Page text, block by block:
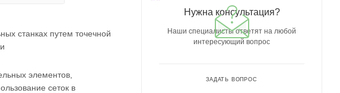
станках путем точечной
элементов,
сеток в
Нужна консультация?
Наши специалисты ответят на любой
интересующий вопрос
ЗАДАТЬ ВОПРОС